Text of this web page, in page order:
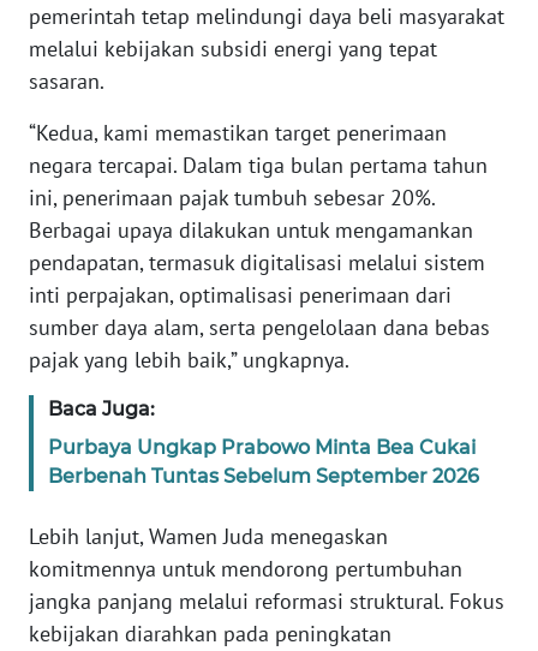
pemerintah tetap melindungi daya beli masyarakat
melalui kebijakan subsidi energi yang tepat
sasaran.
“Kedua, kami memastikan target penerimaan
negara tercapai. Dalam tiga bulan pertama tahun
ini, penerimaan pajak tumbuh sebesar 20%.
Berbagai upaya dilakukan untuk mengamankan
pendapatan, termasuk digitalisasi melalui sistem
inti perpajakan, optimalisasi penerimaan dari
sumber daya alam, serta pengelolaan dana bebas
pajak yang lebih baik,” ungkapnya.
Baca Juga:
Purbaya Ungkap Prabowo Minta Bea Cukai
Berbenah Tuntas Sebelum September 2026
Lebih lanjut, Wamen Juda menegaskan
komitmennya untuk mendorong pertumbuhan
jangka panjang melalui reformasi struktural. Fokus
kebijakan diarahkan pada peningkatan
WN
WN
WN
PAPUA
BARAT
WN
RIAU
WN
SERAMBI
JAMBI
WN
SULTRA